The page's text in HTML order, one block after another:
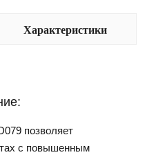
Характеристики
позволяет
с повышенным